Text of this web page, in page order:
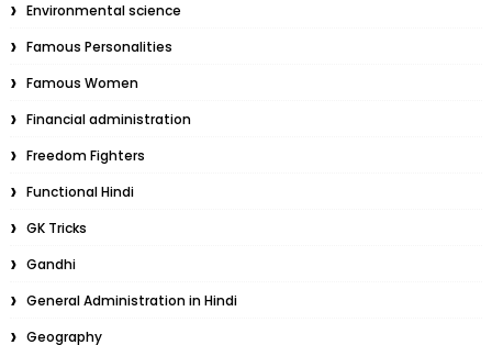
Environmental science
Famous Personalities
Famous Women
Financial administration
Freedom Fighters
Functional Hindi
GK Tricks
Gandhi
General Administration in Hindi
Geography